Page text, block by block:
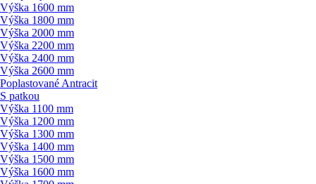
Výška 1600 mm
Výška 1800 mm
Výška 2000 mm
Výška 2200 mm
Výška 2400 mm
Výška 2600 mm
Poplastované Antracit
S patkou
Výška 1100 mm
Výška 1200 mm
Výška 1300 mm
Výška 1400 mm
Výška 1500 mm
Výška 1600 mm